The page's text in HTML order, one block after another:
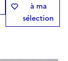
à ma
sélection